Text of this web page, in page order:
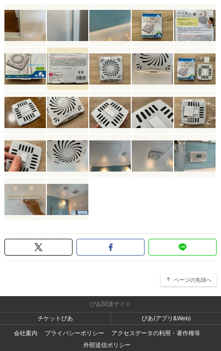
ページの先頭へ
ぴあ関連サイト
チケットぴあ
ぴあ(アプリ&Web)
会社案内
プライバシーポリシー
アクセスデータの利用・著作権等
外部送信ポリシー